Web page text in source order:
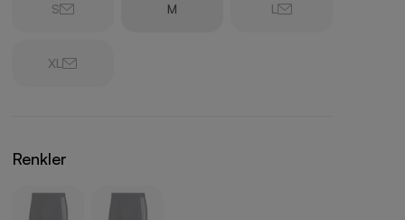
S M L
XL
Renkler